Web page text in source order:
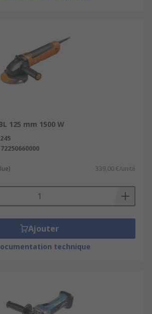
125 mm 1500 W
72250660000
339,00 €/unité
Ajouter
technique